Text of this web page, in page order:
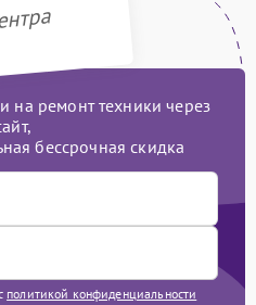
на ремонт техники через
бессрочная скидка
политикой конфиденциальности